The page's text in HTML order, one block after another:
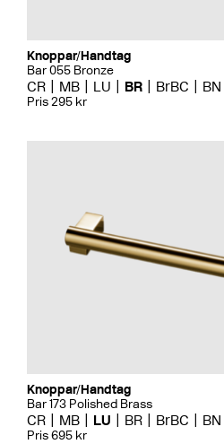
Knoppar/Handtag
Bar 055 Bronze
CR MB LU BR BrBC BN
Pris 295 kr
Knoppar/Handtag
Bar 173 Polished Brass
CR MB LU BR BrBC BN
Pris 695 kr